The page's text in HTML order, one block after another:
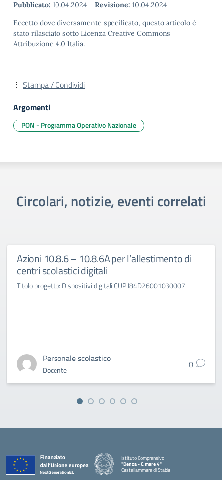
Pubblicato: 10.04.2024 - Revisione: 10.04.2024
Eccetto dove diversamente specificato, questo articolo è
stato rilasciato sotto Licenza Creative Commons
Attribuzione 4.0 Italia.
Stampa / Condividi
Argomenti
PON - Programma Operativo Nazionale
Circolari, notizie, eventi correlati
Azioni 10.8.6 – 10.8.6A per l’allestimento di
centri scolastici digitali
Titolo progetto: Dispositivi digitali CUP I84D26001030007
Personale scolastico
Docente 0
Istituto Comprensivo
"Denza - C.mare 4"
Castellammare di Stabia